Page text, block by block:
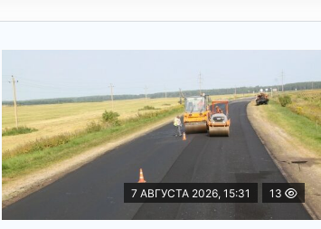
7 АВГУСТА 2026, 15:31 13